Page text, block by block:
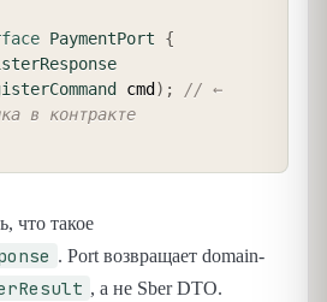
PaymentPort
{
cmd ) ;
// ←
в контракте
что такое
. Port возвращает domain-
, а не Sber DTO.